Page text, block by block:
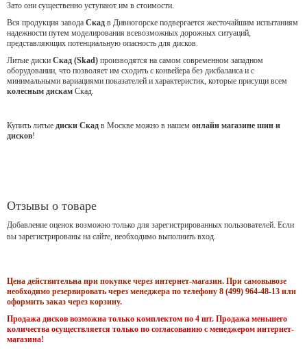
Зато они существенно уступают им в стоимости.
Вся продукция завода Скад в Дивногорске подвергается жесточайшим испытаниям
надежности путем моделирования всевозможных дорожных ситуаций,
представляющих потенциальную опасность для дисков.
Литые диски Скад (Skad) производятся на самом современном западном
оборудовании, что позволяет им сходить с конвейера без дисбаланса и с
минимальными вариациями показателей и характеристик, которые присущи всем
колесным дискам Скад.
Купить литые диски Скад в Москве можно в нашем онлайн магазине шин и
дисков!
Отзывы о товаре
Добавление оценок возможно только для зарегистрированных пользователей. Если
вы зарегистрированы на сайте, необходимо выполнить вход.
Цена действительна при покупке через интернет-магазин. При самовывозе
необходимо резервировать через менеджера по телефону 8 (499) 964-48-13 или
оформить заказ через корзину.
Продажа дисков возможна только комплектом по 4 шт. Продажа меньшего
количества осуществляется только по согласованию с менеджером интернет-
магазина!